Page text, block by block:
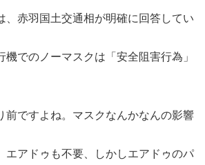
、赤羽国土交通相が明確に回答してい
機でのノーマスクは「安全阻害行為」
前ですよね。マスクなんかなんの影響
エアドゥも不要、しかしエアドゥのパ